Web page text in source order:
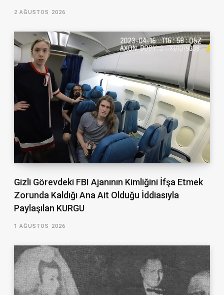
2 AĞUSTOS 2026
Gizli Görevdeki FBI Ajanının Kimliğini İfşa Etmek
Zorunda Kaldığı Ana Ait Olduğu İddiasıyla
Paylaşılan KURGU
1 AĞUSTOS 2026